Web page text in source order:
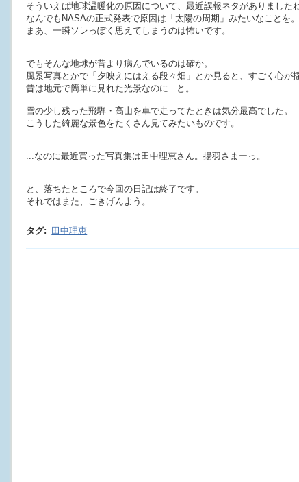
そういえば地球温暖化の原因について、最近誤報ネタがありましたね
なんでもNASAの正式発表で原因は「太陽の周期」みたいなことを。
まあ、一瞬ソレっぽく思えてしまうのは怖いです。
でもそんな地球が昔より病んでいるのは確か。
風景写真とかで「夕映えにはえる段々畑」とか見ると、すごく心が
昔は地元で簡単に見れた光景なのに...と。
雪の少し残った飛騨・高山を車で走ってたときは気分最高でした。
こうした綺麗な景色をたくさん見てみたいものです。
...なのに最近買った写真集は田中理恵さん。揚羽さまーっ。
と、落ちたところで今回の日記は終了です。
それではまた、ごきげんよう。
タグ: 田中理恵